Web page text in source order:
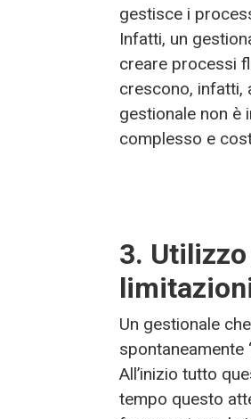
gestisce i
Infatti, un
creare processi
crescono, infatti,
gestionale non è
complesso e
3.
Un gestionale
spontaneamente
All’inizio tutto
tempo questo